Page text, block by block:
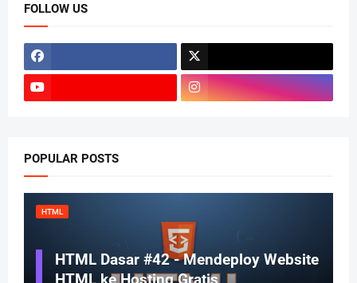
FOLLOW US
POPULAR POSTS
HTML
HTML Dasar #42 - Mendeploy Website